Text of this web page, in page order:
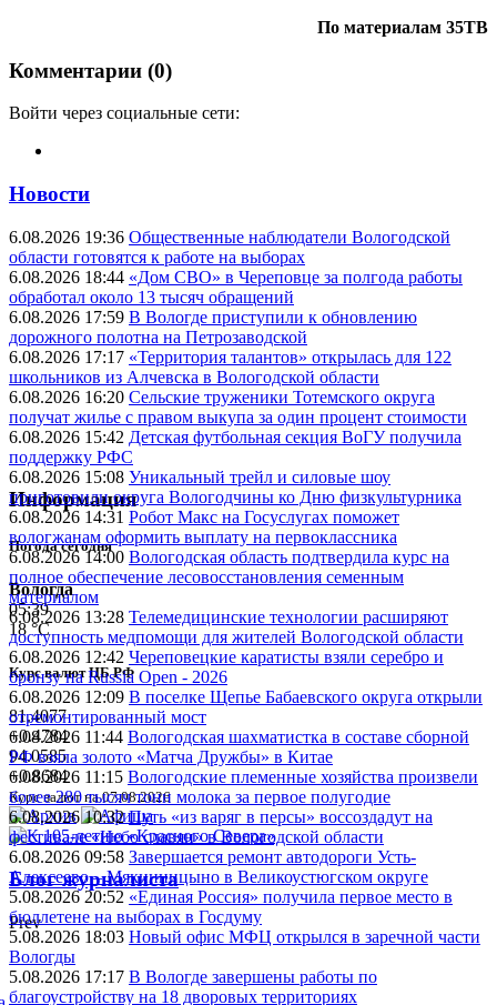
По материалам 35ТВ
Комментарии (0)
Войти через социальные сети:
Новости
6.08.2026 19:36 Общественные наблюдатели Вологодской
области готовятся к работе на выборах
6.08.2026 18:44 «Дом СВО» в Череповце за полгода работы
обработал около 13 тысяч обращений
6.08.2026 17:59 В Вологде приступили к обновлению
дорожного полотна на Петрозаводской
6.08.2026 17:17 «Территория талантов» открылась для 122
школьников из Алчевска в Вологодской области
6.08.2026 16:20 Сельские труженики Тотемского округа
получат жилье с правом выкупа за один процент стоимости
6.08.2026 15:42 Детская футбольная секция ВоГУ получила
поддержку РФС
6.08.2026 15:08 Уникальный трейл и силовые шоу
приготовили округа Вологодчины ко Дню физкультурника
6.08.2026 14:31 Робот Макс на Госуслугах поможет
вологжанам оформить выплату на первоклассника
6.08.2026 14:00 Вологодская область подтвердила курс на
полное обеспечение лесовосстановления семенным
материалом
6.08.2026 13:28 Телемедицинские технологии расширяют
доступность медпомощи для жителей Вологодской области
6.08.2026 12:42 Череповецкие каратисты взяли серебро и
бронзу на Russia Open - 2026
6.08.2026 12:09 В поселке Щепье Бабаевского округа открыли
отремонтированный мост
6.08.2026 11:44 Вологодская шахматистка в составе сборной
РФ взяла золото «Матча Дружбы» в Китае
6.08.2026 11:15 Вологодские племенные хозяйства произвели
более 280 тысяч тонн молока за первое полугодие
6.08.2026 10:32 Путь «из варяг в персы» воссоздадут на
фестивале «Небо славян» в Вологодской области
6.08.2026 09:58 Завершается ремонт автодороги Усть-
Алексеево – Мякинницыно в Великоустюгском округе
5.08.2026 20:52 «Единая Россия» получила первое место в
бюллетене на выборах в Госдуму
5.08.2026 18:03 Новый офис МФЦ открылся в заречной части
Вологды
5.08.2026 17:17 В Вологде завершены работы по
благоустройству на 18 дворовых территориях
Информация
Погода сегодня
Вологда
05:39
18 °C
Курс валют ЦБ РФ
81.4077
+0.4784
94.0585
+0.8684
Курс валют на 07.08.2026
Блог журналиста
Prev